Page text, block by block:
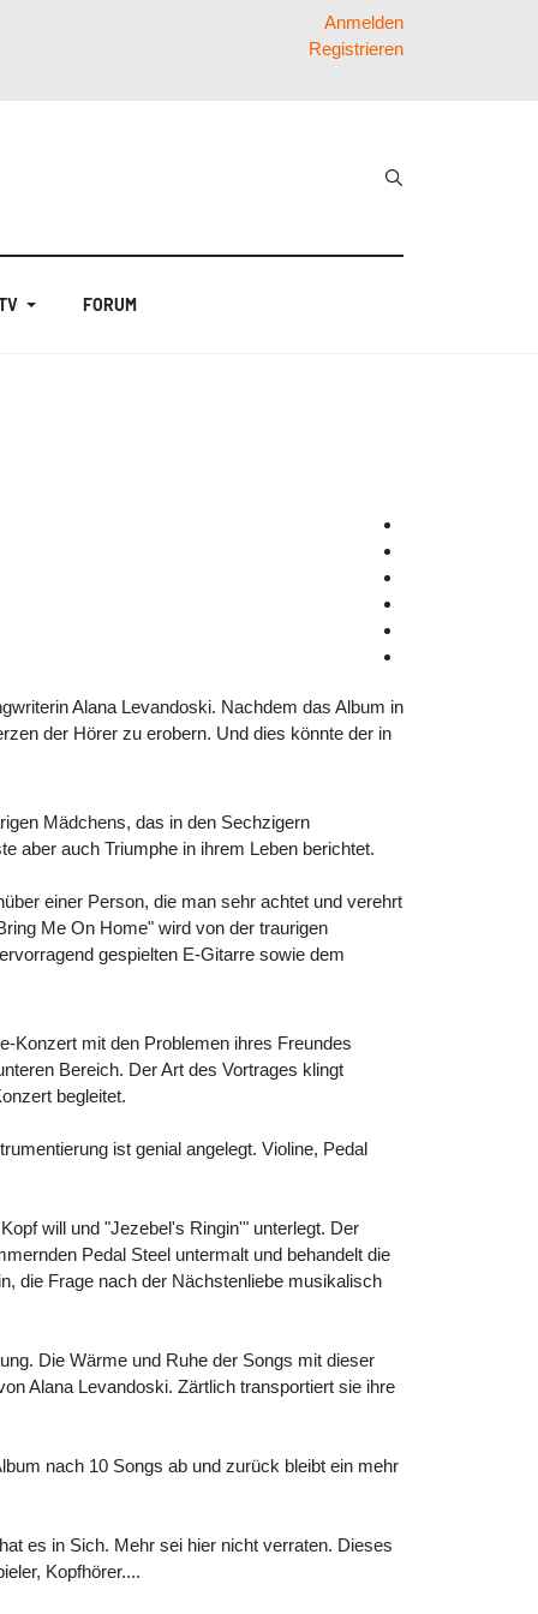
Anmelden
Registrieren
FORUM
Alana Levandoski. Nachdem das Album in
der Hörer zu erobern. Und dies könnte der in
Mädchens, das in den Sechzigern
aber auch Triumphe in ihrem Leben berichtet.
einer Person, die man sehr achtet und verehrt
Me On Home" wird von der traurigen
gespielten E-Gitarre sowie dem
Konzert mit den Problemen ihres Freundes
Bereich. Der Art des Vortrages klingt
begleitet.
ist genial angelegt. Violine, Pedal
will und "Jezebel's Ringin'" unterlegt. Der
Pedal Steel untermalt und behandelt die
die Frage nach der Nächstenliebe musikalisch
Die Wärme und Ruhe der Songs mit dieser
Alana Levandoski. Zärtlich transportiert sie ihre
nach 10 Songs ab und zurück bleibt ein mehr
es in Sich. Mehr sei hier nicht verraten. Dieses
Kopfhörer....